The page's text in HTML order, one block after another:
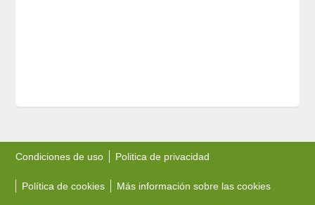
Condiciones de uso Politica de privacidad
Política de cookies Más información sobre las cookies